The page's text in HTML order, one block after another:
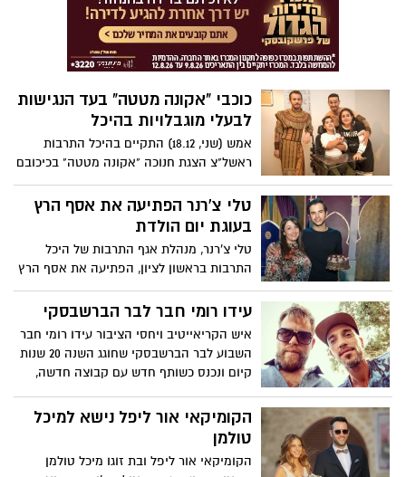
כוכבי "אקונה מטטה" בעד הנגישות
לבעלי מוגבלויות בהיכל
אמש (שני, 18.12) התקיים בהיכל התרבות
ראשל"צ הצגת חנוכה "אקונה מטטה" בכיכובם
של גיא זוארץ, דניאל מורשת, רינת גבאי ועדן
סבן.
טלי צ'רנר הפתיעה את אסף הרץ
בעוגת יום הולדת
טלי צ'רנר, מנהלת אגף התרבות של היכל
התרבות בראשון לציון, הפתיעה את אסף הרץ
כשהגישה לו עוגה לרגל יום הולדתו ה-26 וכל
חברי הקאסט פצחו בשירת "היום יומהולדת".
עידו רומי חבר לבר הברשבסקי
איש הקריאייטיב ויחסי הציבור עידו רומי חבר
השבוע לבר הברשבסקי שחוגג השנה 20 שנות
קיום ונכנס כשותף חדש עם קבוצה חדשה,
לפחות את הסצנה הלילית .
הקומיקאי אור ליפל נישא למיכל
טולמן
הקומיקאי אור ליפל ובת זוגו מיכל טולמן